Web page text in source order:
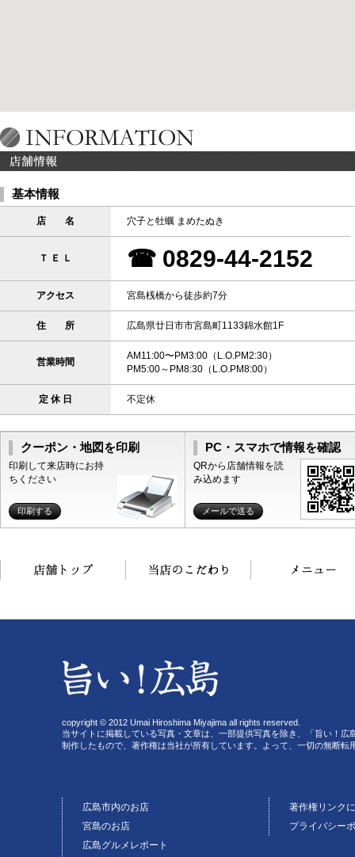
基本情報
店 名 穴子と牡蠣 まめたぬき
Ｔ Ｅ Ｌ ☎ 0829-44-2152
アクセス 宮島桟橋から徒歩約7分
住 所 広島県廿日市市宮島町1133錦水館1F
営業時間
AM11:00〜PM3:00（L.O.PM2:30）
PM5:00～PM8:30（L.O.PM8:00）
定 休 日 不定休
クーポン・地図を印刷
印刷して来店時にお持
ちください
印刷する
PC・スマホで情報を確認
QRから店舗情報を読
み込めます
メールで送る
copyright © 2012 Umai Hiroshima Miyajima all rights reserved.
当サイトに掲載している写真・文章は、一部提供写真を除き、「旨い！広
制作したもので、著作権は当社が所有しています。よって、一切の無断転
広島市内のお店
宮島のお店
広島グルメレポート
著作権リンク
プライバシー